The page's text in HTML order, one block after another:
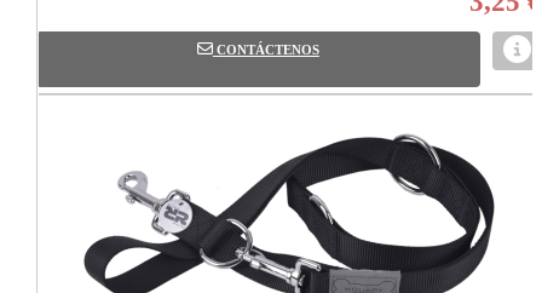
CONTÁCTENOS